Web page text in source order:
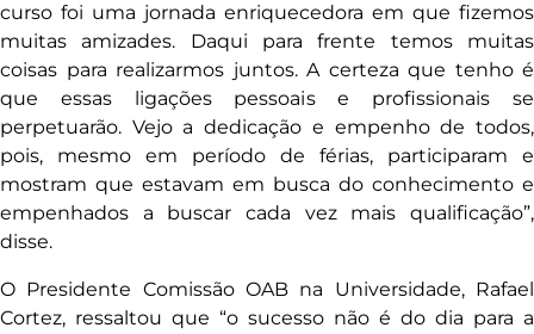
curso foi uma jornada enriquecedora em que fizemos
muitas amizades. Daqui para frente temos muitas
coisas para realizarmos juntos. A certeza que tenho é
que essas ligações pessoais e profissionais se
perpetuarão. Vejo a dedicação e empenho de todos,
pois, mesmo em período de férias, participaram e
mostram que estavam em busca do conhecimento e
empenhados a buscar cada vez mais qualificação”,
disse.
O Presidente Comissão OAB na Universidade, Rafael
Cortez, ressaltou que “o sucesso não é do dia para a